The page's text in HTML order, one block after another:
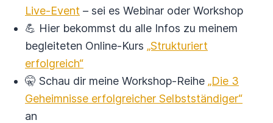
Live-Event – sei es Webinar oder Workshop
💪 Hier bekommst du alle Infos zu meinem
begleiteten Online-Kurs „Strukturiert
erfolgreich“
🤫 Schau dir meine Workshop-Reihe „Die 3
Geheimnisse erfolgreicher Selbstständiger“
an